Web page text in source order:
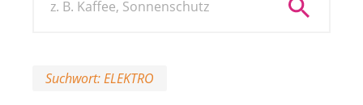
Suchwort: ELEKTRO